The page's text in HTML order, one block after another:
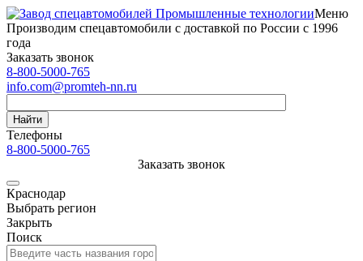
Меню
Производим спецавтомобили с доставкой по России с 1996
года
Заказать звонок
8-800-5000-765
info.com@promteh-nn.ru
Найти
Телефоны
8-800-5000-765
Заказать звонок
Краснодар
Выбрать регион
Закрыть
Поиск